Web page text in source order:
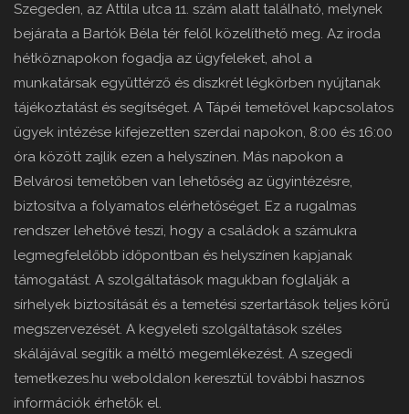
Szegeden, az Attila utca 11. szám alatt található, melynek
bejárata a Bartók Béla tér felől közelíthető meg. Az iroda
hétköznapokon fogadja az ügyfeleket, ahol a
munkatársak együttérző és diszkrét légkörben nyújtanak
tájékoztatást és segítséget. A Tápéi temetővel kapcsolatos
ügyek intézése kifejezetten szerdai napokon, 8:00 és 16:00
óra között zajlik ezen a helyszínen. Más napokon a
Belvárosi temetőben van lehetőség az ügyintézésre,
biztosítva a folyamatos elérhetőséget. Ez a rugalmas
rendszer lehetővé teszi, hogy a családok a számukra
legmegfelelőbb időpontban és helyszínen kapjanak
támogatást. A szolgáltatások magukban foglalják a
sírhelyek biztosítását és a temetési szertartások teljes körű
megszervezését. A kegyeleti szolgáltatások széles
skálájával segítik a méltó megemlékezést. A szegedi
temetkezes.hu weboldalon keresztül további hasznos
információk érhetők el.